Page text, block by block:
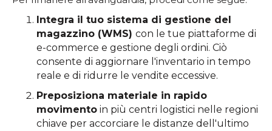
Integra il tuo sistema di gestione del
magazzino (WMS) con le tue piattaforme di
e-commerce e gestione degli ordini. Ciò
consente di aggiornare l'inventario in tempo
reale e di ridurre le vendite eccessive.
Preposiziona materiale in rapido
movimento in più centri logistici nelle regioni
chiave per accorciare le distanze dell'ultimo